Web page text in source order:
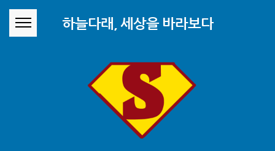
하늘다래, 세상을 바라보다